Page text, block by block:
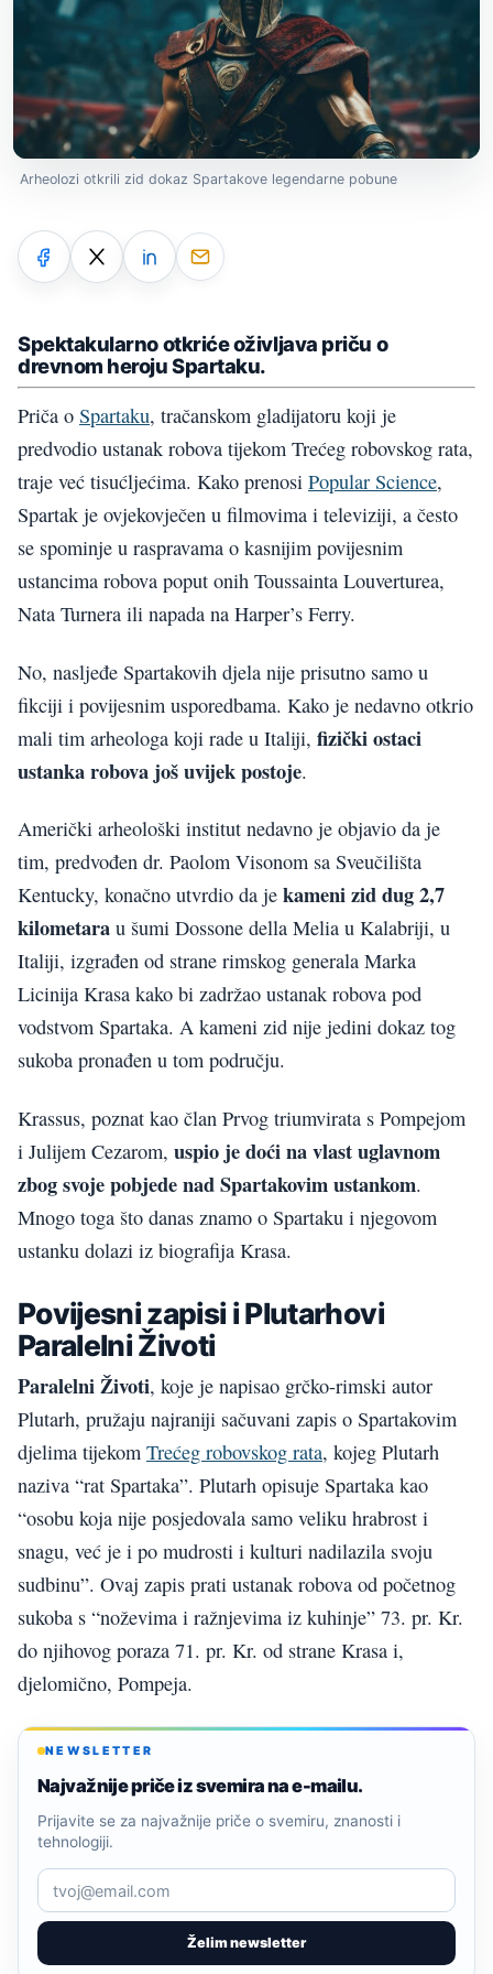
Arheolozi otkrili zid dokaz Spartakove legendarne pobune
Spektakularno otkriće oživljava priču o
drevnom heroju Spartaku.
Priča o Spartaku, tračanskom gladijatoru koji je
predvodio ustanak robova tijekom Trećeg robovskog rata,
traje već tisućljećima. Kako prenosi Popular Science,
Spartak je ovjekovječen u filmovima i televiziji, a često
se spominje u raspravama o kasnijim povijesnim
ustancima robova poput onih Toussainta Louverturea,
Nata Turnera ili napada na Harper’s Ferry.
No, nasljeđe Spartakovih djela nije prisutno samo u
fikciji i povijesnim usporedbama. Kako je nedavno otkrio
mali tim arheologa koji rade u Italiji, fizički ostaci
ustanka robova još uvijek postoje.
Američki arheološki institut nedavno je objavio da je
tim, predvođen dr. Paolom Visonom sa Sveučilišta
Kentucky, konačno utvrdio da je kameni zid dug 2,7
kilometara u šumi Dossone della Melia u Kalabriji, u
Italiji, izgrađen od strane rimskog generala Marka
Licinija Krasa kako bi zadržao ustanak robova pod
vodstvom Spartaka. A kameni zid nije jedini dokaz tog
sukoba pronađen u tom području.
Krassus, poznat kao član Prvog triumvirata s Pompejom
i Julijem Cezarom, uspio je doći na vlast uglavnom
zbog svoje pobjede nad Spartakovim ustankom.
Mnogo toga što danas znamo o Spartaku i njegovom
ustanku dolazi iz biografija Krasa.
Povijesni zapisi i Plutarhovi
Paralelni Životi
Paralelni Životi, koje je napisao grčko-rimski autor
Plutarh, pružaju najraniji sačuvani zapis o Spartakovim
djelima tijekom Trećeg robovskog rata, kojeg Plutarh
naziva “rat Spartaka”. Plutarh opisuje Spartaka kao
“osobu koja nije posjedovala samo veliku hrabrost i
snagu, već je i po mudrosti i kulturi nadilazila svoju
sudbinu”. Ovaj zapis prati ustanak robova od početnog
sukoba s “noževima i ražnjevima iz kuhinje” 73. pr. Kr.
do njihovog poraza 71. pr. Kr. od strane Krasa i,
djelomično, Pompeja.
NEWSLETTER
Najvažnije priče iz svemira na e-mailu.
Želim newsletter
Prijavite se za najvažnije priče o svemiru, znanosti i
tehnologiji.